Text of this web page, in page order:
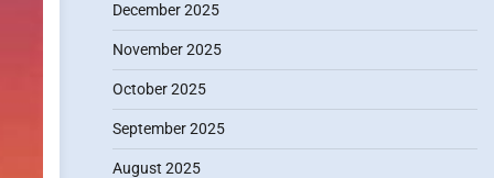
December 2025
November 2025
October 2025
September 2025
August 2025